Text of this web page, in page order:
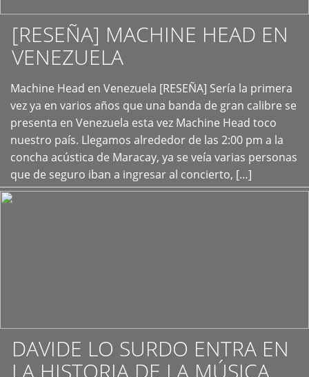
[RESEÑA] MACHINE HEAD EN
VENEZUELA
Machine Head en Venezuela [RESEÑA] Sería la primera
vez ya en varios años que una banda de gran calibre se
presenta en Venezuela esta vez Machine Head toco
nuestro país. Llegamos alrededor de las 2:00 pm a la
concha acústica de Maracay, ya se veía varias personas
que de seguro iban a ingresar al concierto, […]
+
DAVIDE LO SURDO ENTRA EN
LA HISTORIA DE LA MÚSICA